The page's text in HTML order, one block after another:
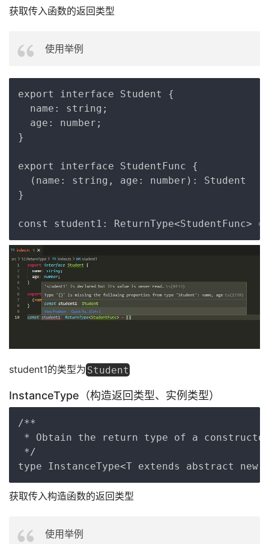
获取传入函数的返回类型
使用举例
export interface Student {
  name: string;
  age: number;
}
export interface StudentFunc {
  (name: string, age: number): Student
}
student1的类型为 Student
InstanceType（构造返回类型、实例类型）
/**
* Obtain the return type of a
*/
获取传入构造函数的返回类型
使用举例